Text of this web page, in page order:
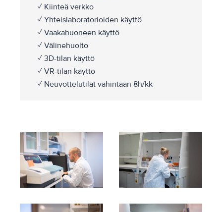
✓ Kiinteä verkko
✓ Yhteislaboratorioiden käyttö
✓ Vaakahuoneen käyttö
✓ Välinehuolto
✓ 3D-tilan käyttö
✓ VR-tilan käyttö
✓ Neuvottelutilat vähintään 8h/kk